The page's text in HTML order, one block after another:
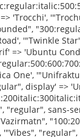
=> 'Ubuntu Condensed', '"Ubuntu Mono", "regular:italic:700:700italic", monospace' => 'Ubuntu Mono', '"Uchen", "regular", serif' => 'Uchen', '"Ultra", "regular", serif' => 'Ultra', '"Unbounded", "200:300:regular:500:600:700:800:900", sans-serif' =>